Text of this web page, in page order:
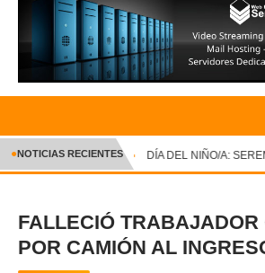
INICIO
CRÓNICA
DEPORTES ✕
●NOTICIAS RECIENTES DÍA DEL NIÑO/A:
FALLECIÓ
POR CAMIÓN AL